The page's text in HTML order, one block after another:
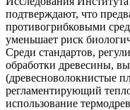
подтверждают, что
противогрибковыми
уменьшает риск
Среди стандартов,
обработки древесины,
(древесноволокнистые
регламентирующий
использование